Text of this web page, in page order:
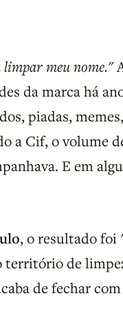
meu nome."
da marca há
piadas,
a Cif, o volume
E em
, o resultado foi
território de
de fechar